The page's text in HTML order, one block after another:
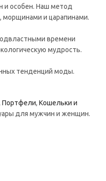
и особен. Наш метод
морщинами и царапинами.
времени
мудрость.
тенденций моды.
Портфели, Кошельки и
для мужчин и женщин.